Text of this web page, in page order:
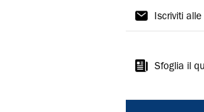
Il
Iscriviti
Sfoglia il